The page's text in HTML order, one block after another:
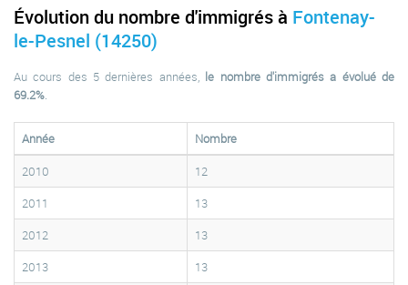
Évolution du nombre d'immigrés à Fontenay-
le-Pesnel (14250)
Au cours des 5 dernières années, le nombre d'immigrés a évolué de
69.2%.
Année
Nombre
2010
12
2011
13
2012
13
2013
13